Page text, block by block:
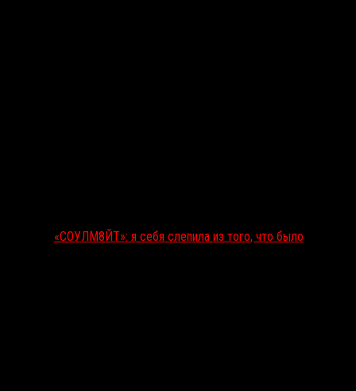
«СОУЛМ8ЙТ»: я себя слепила из того, что было